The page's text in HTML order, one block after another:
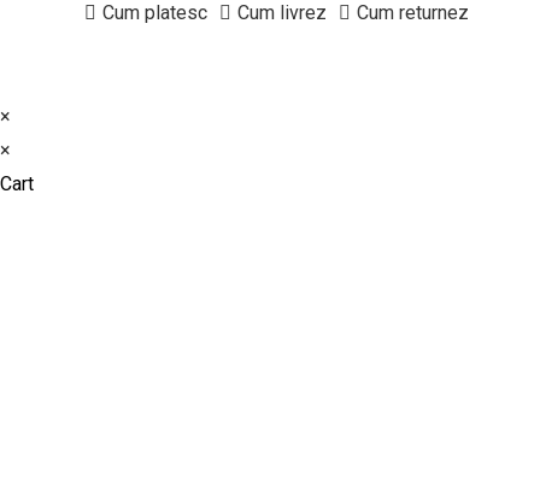
Cum platesc Cum livrez Cum returnez
×
×
Cart